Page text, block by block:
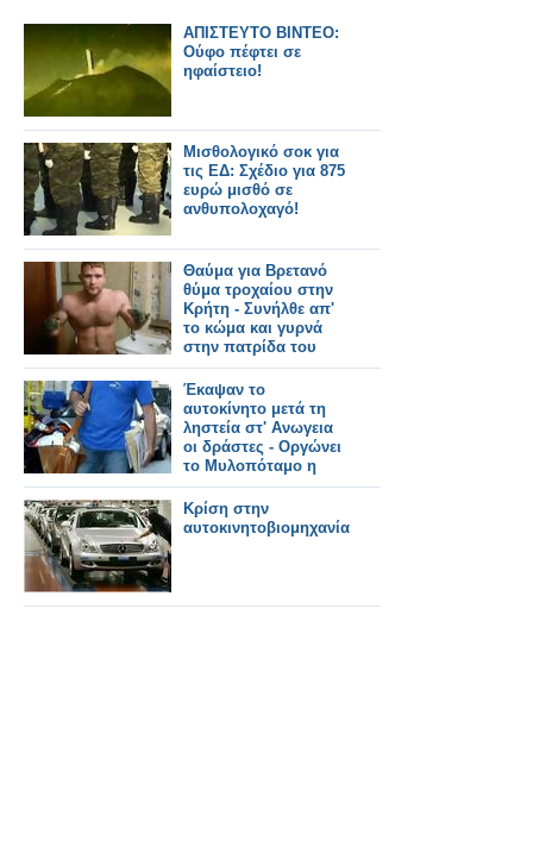
ΑΠΙΣΤΕΥΤΟ ΒΙΝΤΕΟ:
Ούφο πέφτει σε
ηφαίστειο!
Μισθολογικό σοκ για
τις ΕΔ: Σχέδιο για 875
ευρώ μισθό σε
ανθυπολοχαγό!
Θαύμα για Βρετανό
θύμα τροχαίου στην
Κρήτη - Συνήλθε απ'
το κώμα και γυρνά
στην πατρίδα του
Έκαψαν το
αυτοκίνητο μετά τη
ληστεία στ' Ανωγεια
οι δράστες - Οργώνει
το Μυλοπόταμο η
ΕΛΑΣ
Κρίση στην
αυτοκινητοβιομηχανία